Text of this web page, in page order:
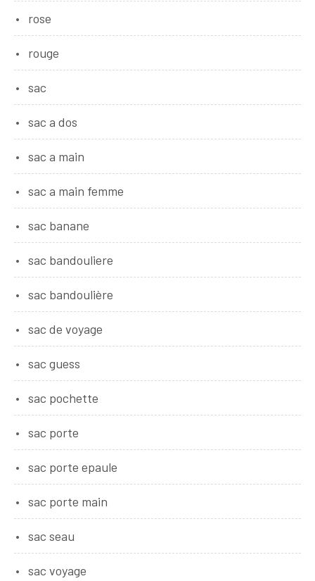
rose
rouge
sac
sac a dos
sac a main
sac a main femme
sac banane
sac bandouliere
sac bandoulière
sac de voyage
sac guess
sac pochette
sac porte
sac porte epaule
sac porte main
sac seau
sac voyage